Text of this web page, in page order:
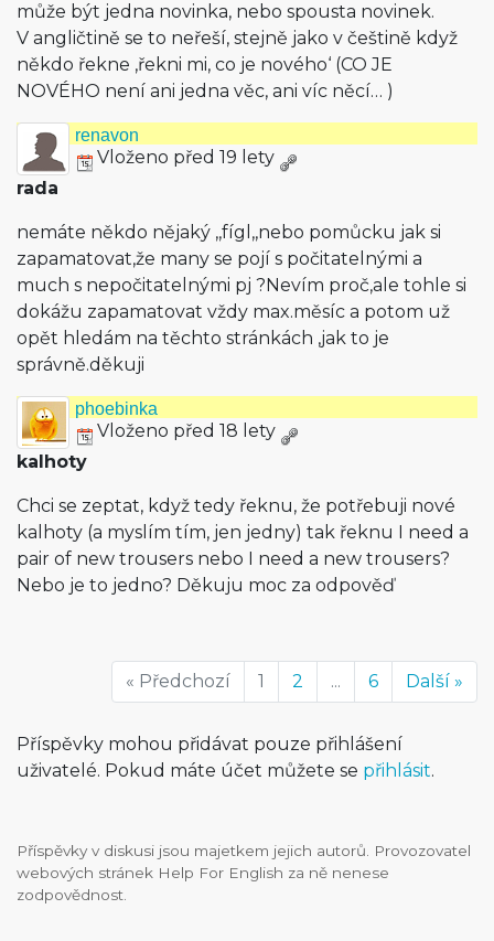
může být jedna novinka, nebo spousta novinek.
V angličtině se to neřeší, stejně jako v češtině když
někdo řekne ‚řekni mi, co je nového‘ (CO JE
NOVÉHO není ani jedna věc, ani víc něcí… )
renavon
Vloženo před 19 lety
rada
nemáte někdo nějaký ,,fígl,,nebo pomůcku jak si
zapamatovat,že many se pojí s počitatelnými a
much s nepočitatelnými pj ?Nevím proč,ale tohle si
dokážu zapamatovat vždy max.měsíc a potom už
opět hledám na těchto stránkách ,jak to je
správně.děkuji
phoebinka
Vloženo před 18 lety
kalhoty
Chci se zeptat, když tedy řeknu, že potřebuji nové
kalhoty (a myslím tím, jen jedny) tak řeknu I need a
pair of new trousers nebo I need a new trousers?
Nebo je to jedno? Děkuju moc za odpověď
« Předchozí 1 2 ... 6 Další »
Příspěvky mohou přidávat pouze přihlášení
uživatelé. Pokud máte účet můžete se přihlásit.
Příspěvky v diskusi jsou majetkem jejich autorů. Provozovatel
webových stránek Help For English za ně nenese
zodpovědnost.